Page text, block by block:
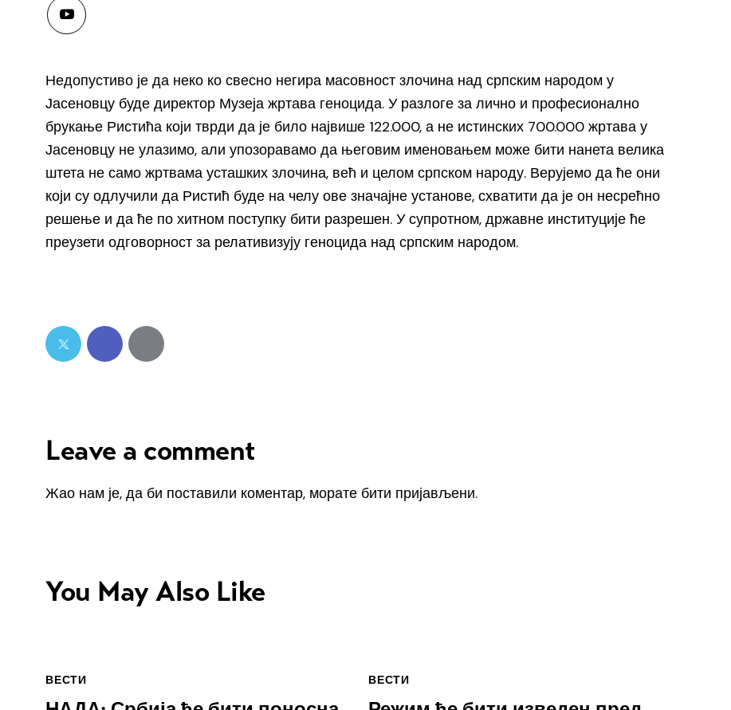
Недопустиво је да неко ко свесно негира масовност злочина над српским народом у
Јасеновцу буде директор Музеја жртава геноцида. У разлоге за лично и професионално
брукање Ристића који тврди да је било највише 122.000, а не истинских 700.000 жртава у
Јасеновцу не улазимо, али упозоравамо да његовим именовањем може бити нанета велика
штета не само жртвама усташких злочина, већ и целом српском народу. Верујемо да ће они
који су одлучили да Ристић буде на челу ове значајне установе, схватити да је он несрећно
решење и да ће по хитном поступку бити разрешен. У супротном, државне институције ће
преузети одговорност за релативизују геноцида над српским народом.
Leave a comment
Жао нам је, да би поставили коментар, морате бити пријављени.
You May Also Like
ВЕСТИ ВЕСТИ